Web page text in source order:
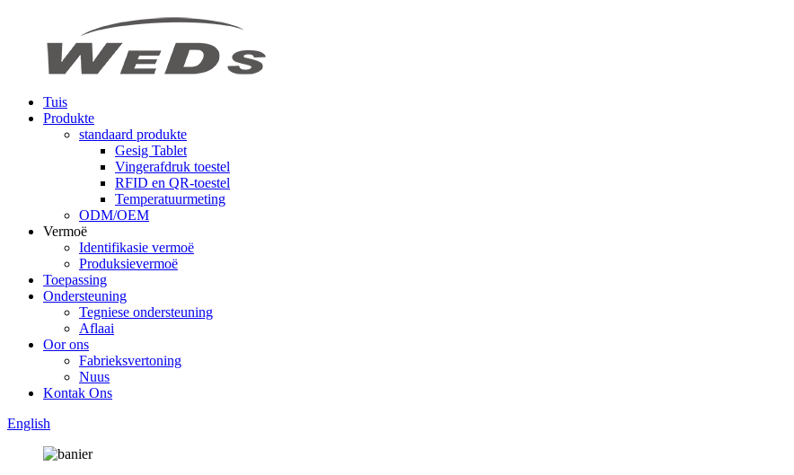
Tuis
Produkte
standaard produkte
Gesig Tablet
Vingerafdruk toestel
RFID en QR-toestel
Temperatuurmeting
ODM/OEM
Vermoë
Identifikasie vermoë
Produksievermoë
Toepassing
Ondersteuning
Tegniese ondersteuning
Aflaai
Oor ons
Fabrieksvertoning
Nuus
Kontak Ons
English